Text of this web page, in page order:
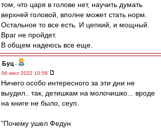
том, что царя в голове нет, научить думать
верхней головой, вполне может стать норм.
Остальное то все есть. И цепкий, и мощный.
Враг не пройдет.
В общем надеюсь все еще.
Буц -
06 июл 2022 10:58
Ничего особо интересного за эти дни не
выудил.. так, детишкам на молочишко... вроде
на книге не было, сеуп.
"​Почему ушел Федун